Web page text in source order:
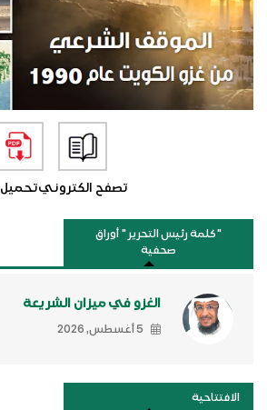
تصفح الكترونيتحميل
"كلمة رئيس التحرير " أوراق
صحفية
الغزو في ميزان الشريعة
5 أغسطس, 2026
الافتتاحية